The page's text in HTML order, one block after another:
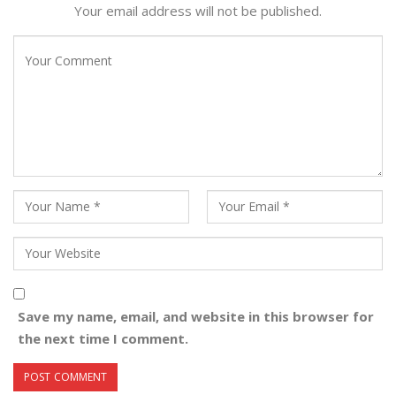
Your email address will not be published.
Save my name, email, and website in this browser for
the next time I comment.